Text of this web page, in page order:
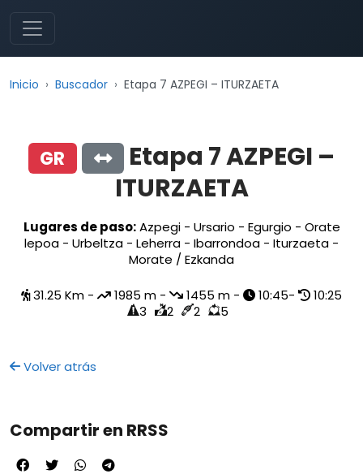
Inicio Buscador Etapa 7 AZPEGI – ITURZAETA
GR
Etapa 7 AZPEGI –
ITURZAETA
Lugares de paso:Azpegi - Ursario - Egurgio - Orate
lepoa - Urbeltza - Leherra - Ibarrondoa - Iturzaeta -
Morate / Ezkanda
31.25 Km - 1985 m - 1455 m - 10:45-
10:25
3
2 2 5
Volver atrás
Compartir en RRSS